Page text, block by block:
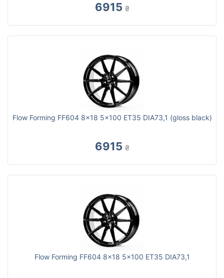
6915 ₴
Flow Forming FF604 8x18 5x100 ET35 DIA73,1 (gloss black)
6915 ₴
Flow Forming FF604 8x18 5x100 ET35 DIA73,1